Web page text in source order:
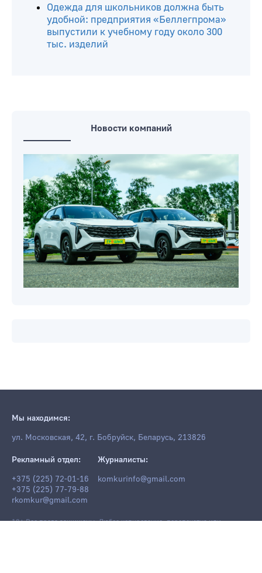
Одежда для школьников должна быть
удобной: предприятия «Беллегпрома»
выпустили к учебному году около 300
тыс. изделий
Новости компаний
Мы находимся:
ул. Московская, 42, г. Бобруйск, Беларусь, 213826
Рекламный отдел:
+375 (225) 72-01-16
+375 (225) 77-79-88
rkomkur@gmail.com
Журналисты:
komkurinfo@gmail.com
18+ Все права защищены. Любое копирование, перепечатка или